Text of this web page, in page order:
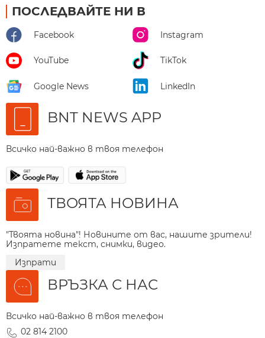
ПОСЛЕДВАЙТЕ НИ В
Facebook Instagram
YouTube TikTok
Google News LinkedIn
BNT NEWS APP
Всичко най-важно в твоя телефон
ТВОЯТА НОВИНА
"Твоята новина"! Новините от вас, нашите зрители!
Изпратете текст, снимки, видео.
Изпрати
ВРЪЗКА С НАС
Всичко най-важно в твоя телефон
02 814 2100